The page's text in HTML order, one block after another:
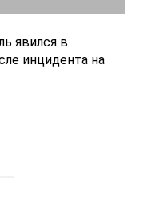
явился в
инцидента на